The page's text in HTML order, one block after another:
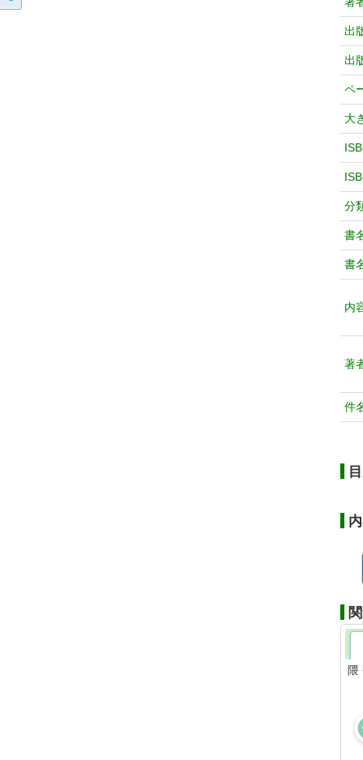
出
出
ペ
大
分
書
書
内
著
件
隈